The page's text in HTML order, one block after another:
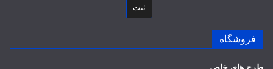
ثبت
فروشگاه